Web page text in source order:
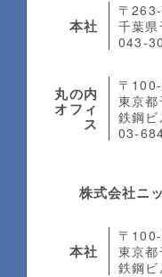
本社
〒
千葉
043-
丸の内
オフィ
ス
〒
東京
鉄鋼
03-
株式会社ニ
本社
〒
東京
鉄鋼